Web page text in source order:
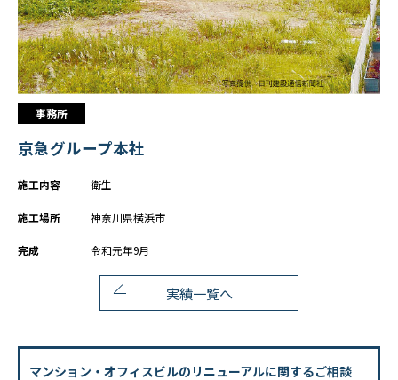
キャリア採用・障がい者採用
福利厚生
よくある質問
What's NEW
お問い合わせ
個人情報の取り扱いについて
サイトマップ
事務所
京急グループ本社
施工内容 衛生
施工場所 神奈川県横浜市
完成 令和元年9月
実績一覧へ
マンション・オフィスビルのリニューアルに関するご相談